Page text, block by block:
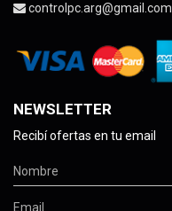
controlpc.arg@gmail.com
NEWSLETTER
Recibí ofertas en tu email